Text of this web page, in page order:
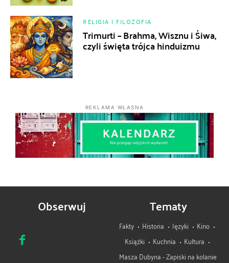
RELIGIA I FILOZOFIA
Trimurti – Brahma, Wisznu i Śiwa,
czyli święta trójca hinduizmu
REKLAMA WŁASNA
Obserwuj Tematy
Fakty Historia Języki
Kino
Książki
Kuchnia
Kultura
Masza Dubyna - Zapiski na kolanie